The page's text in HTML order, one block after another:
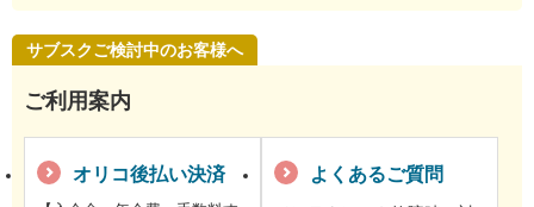
サブスクご検討中のお客様へ
ご利用案内
オリコ後払い決済 よくあるご質問